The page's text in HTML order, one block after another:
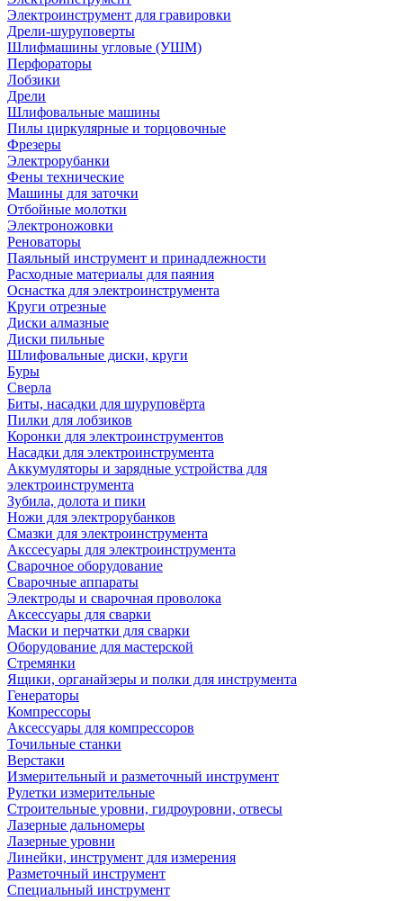
Электроинструмент для гравировки
Дрели-шуруповерты
Шлифмашины угловые (УШМ)
Перфораторы
Лобзики
Дрели
Шлифовальные машины
Пилы циркулярные и торцовочные
Фрезеры
Электрорубанки
Фены технические
Машины для заточки
Отбойные молотки
Электроножовки
Реноваторы
Паяльный инструмент и принадлежности
Расходные материалы для паяния
Оснастка для электроинструмента
Круги отрезные
Диски алмазные
Диски пильные
Шлифовальные диски, круги
Буры
Сверла
Биты, насадки для шуруповёрта
Пилки для лобзиков
Коронки для электроинструментов
Насадки для электроинструмента
Аккумуляторы и зарядные устройства для
электроинструмента
Зубила, долота и пики
Ножи для электрорубанков
Смазки для электроинструмента
Акссесуары для электроинструмента
Сварочное оборудование
Сварочные аппараты
Электроды и сварочная проволока
Аксессуары для сварки
Маски и перчатки для сварки
Оборудование для мастерской
Стремянки
Ящики, органайзеры и полки для инструмента
Генераторы
Компрессоры
Аксессуары для компрессоров
Точильные станки
Верстаки
Измерительный и разметочный инструмент
Рулетки измерительные
Строительные уровни, гидроуровни, отвесы
Лазерные дальномеры
Лазерные уровни
Линейки, инструмент для измерения
Разметочный инструмент
Специальный инструмент